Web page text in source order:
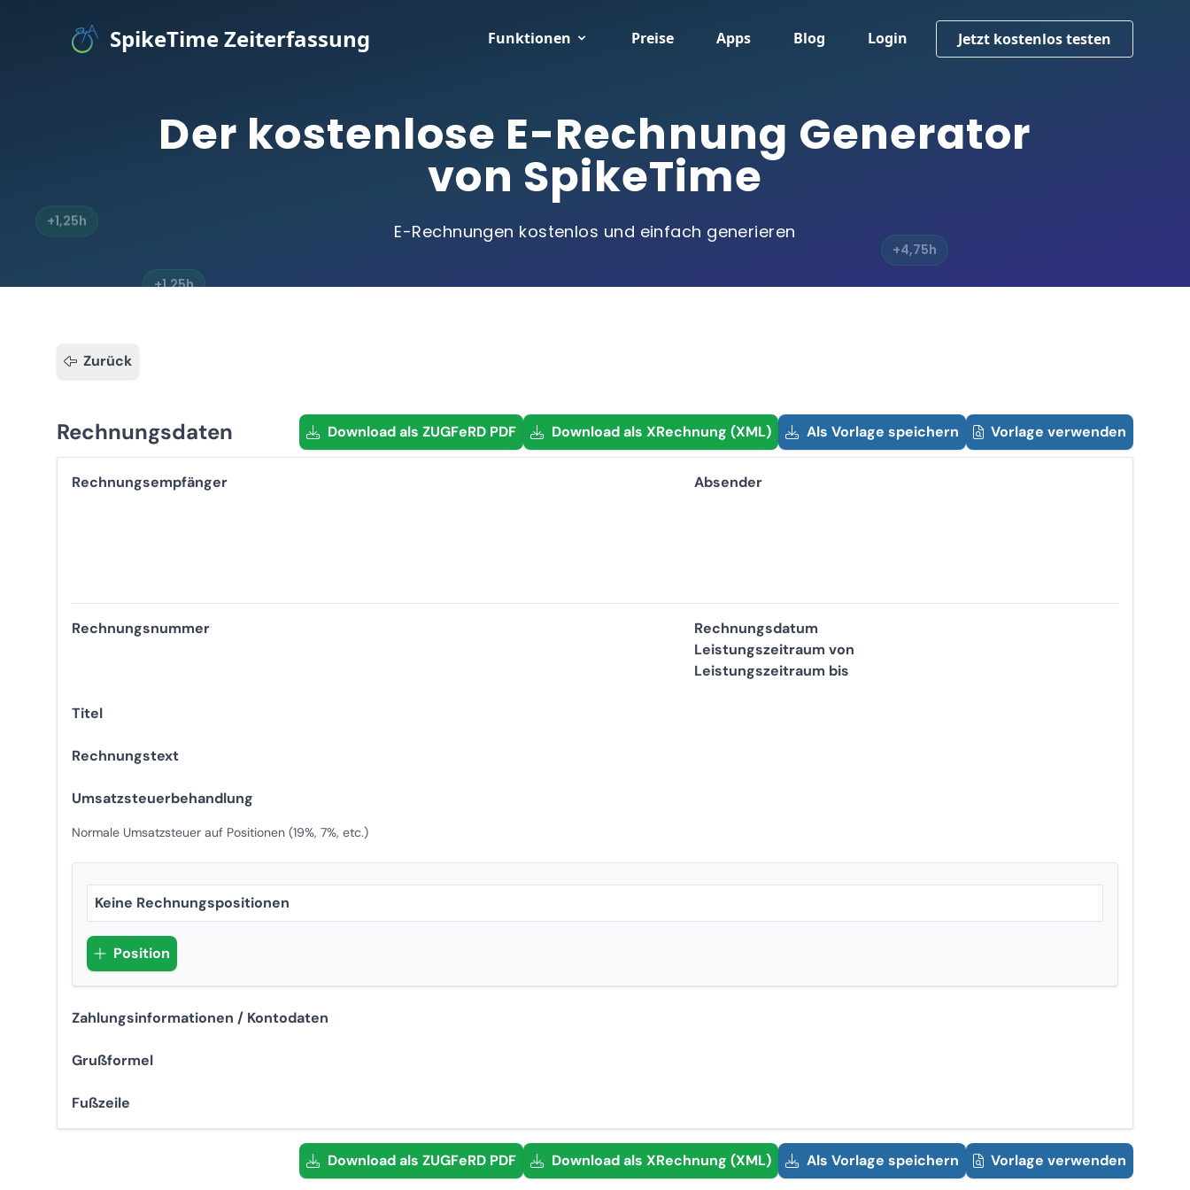
SpikeTimeZeiterfassung Funktionen Preise Apps Blog Login Jetzt kostenlos testen
+1,25h
+4,75h
Der kostenlose E-Rechnung Generator
von SpikeTime
E-Rechnungen kostenlos und einfach generieren
Zurück
Rechnungsdaten Download als ZUGFeRD PDF Download als XRechnung (XML) Als Vorlage speichern Vorlage verwenden
Rechnungsempfänger Absender
Rechnungsnummer
Rechnungsdatum
Leistungszeitraum von
Leistungszeitraum bis
Titel
Rechnungstext
Umsatzsteuerbehandlung
Normale Umsatzsteuer auf Positionen (19%, 7%, etc.)
Keine Rechnungspositionen
Position
Zahlungsinformationen / Kontodaten
Grußformel
Fußzeile
Download als ZUGFeRD PDF Download als XRechnung (XML) Als Vorlage speichern Vorlage verwenden